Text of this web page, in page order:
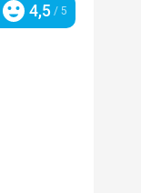
Hodnotenie
4,5 / 5